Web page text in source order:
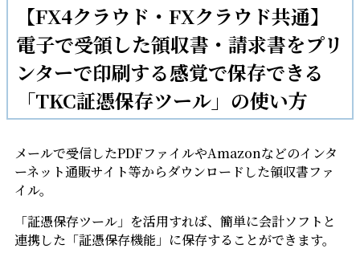
【FX4クラウド・FXクラウド共通】
電子で受領した領収書・請求書をプリ
ンターで印刷する感覚で保存できる
「TKC証憑保存ツール」の使い方
メールで受信したPDFファイルやAmazonなどのインタ
ーネット通販サイト等からダウンロードした領収書ファ
イル。
「証憑保存ツール」を活用すれば、簡単に会計ソフトと
連携した「証憑保存機能」に保存することができます。